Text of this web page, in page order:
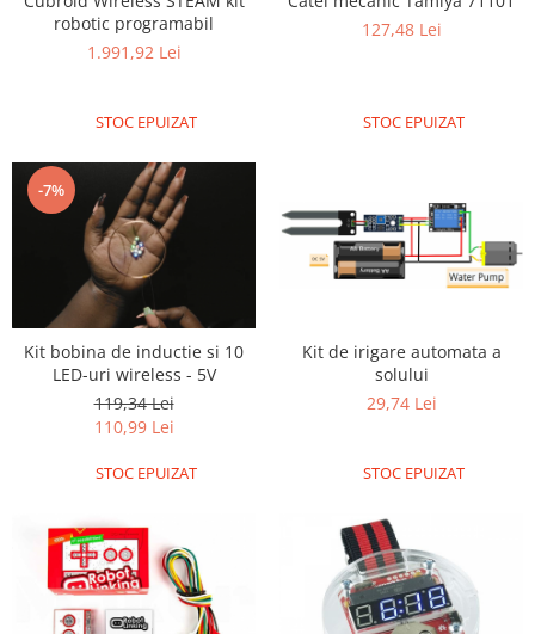
Puzzle mecanic Ugears
Organizator de chei Wunderkey
Puzzle lemn Cluebox
Jocuri de societate
Mecanice
3D Printer & CNC
Actuator
Driver
Encoder
Mecanice
Motoare
robotic programabil
1.991,92 Lei
STOC EPUIZAT
127,48 Lei
STOC EPUIZAT
-7%
Kit bobina de inductie si 10
LED-uri wireless - 5V
119,34 Lei
110,99 Lei
STOC EPUIZAT
Kit de irigare automata a
solului
29,74 Lei
STOC EPUIZAT